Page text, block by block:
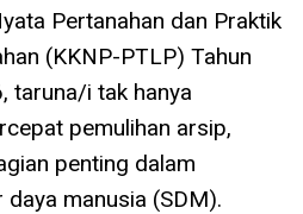
Pertanahan dan Praktik
(KKNP-PTLP) Tahun
taruna/i tak hanya
pemulihan arsip,
penting dalam
manusia (SDM).